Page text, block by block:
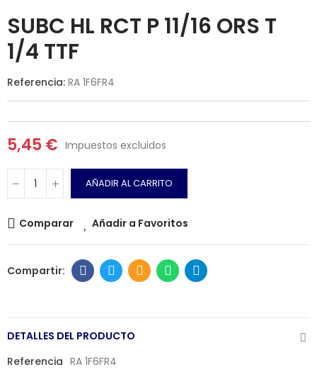
SUBC HL RCT P 11/16 ORS T
1/4 TTF
Referencia: RA 1F6FR4
5,45 € Impuestos excluidos
AÑADIR AL CARRITO
Comparar Añadir a Favoritos
DETALLES DEL PRODUCTO
Referencia RA 1F6FR4